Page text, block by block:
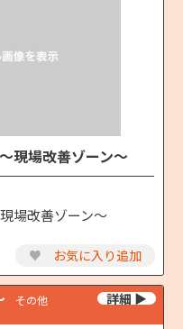
現場改善ゾーン～
場改善ゾーン～
♥ お気に入り追加
その他